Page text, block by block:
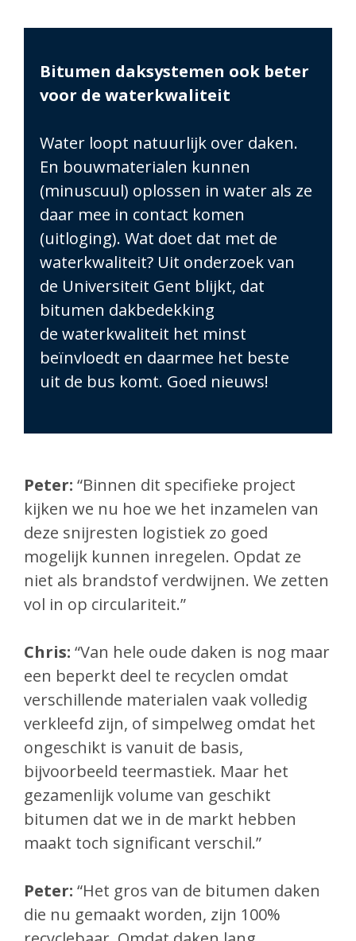
Bitumen daksystemen ook beter
voor de waterkwaliteit
Water loopt natuurlijk over daken.
En bouwmaterialen kunnen
(minuscuul) oplossen in water als ze
daar mee in contact komen
(uitloging). Wat doet dat met de
waterkwaliteit? Uit onderzoekvan
de Universiteit Gent blijkt, dat
bitumen dakbedekking
de waterkwaliteit het minst
beïnvloedt en daarmee het beste
uit de bus komt. Goed nieuws!
Peter: “Binnen dit specifieke project
kijken we nu hoe we het inzamelen van
deze snijresten logistiek zo goed
mogelijk kunnen inregelen. Opdat ze
niet als brandstof verdwijnen. We zetten
vol in op circulariteit.”
Chris: “Van hele oude daken is nog maar
een beperkt deel te recyclen omdat
verschillende materialen vaak volledig
verkleefd zijn, of simpelweg omdat het
ongeschikt is vanuit de basis,
bijvoorbeeld teermastiek. Maar het
gezamenlijk volume van geschikt
bitumen dat we in de markt hebben
maakt toch significant verschil.”
Peter: “Het gros van de bitumen daken
die nu gemaakt worden, zijn 100%